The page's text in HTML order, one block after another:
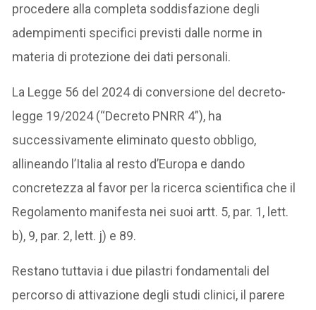
procedere alla completa soddisfazione degli
adempimenti specifici previsti dalle norme in
materia di protezione dei dati personali.
La Legge 56 del 2024 di conversione del decreto-
legge 19/2024 (“Decreto PNRR 4”), ha
successivamente eliminato questo obbligo,
allineando l’Italia al resto d’Europa e dando
concretezza al favor per la ricerca scientifica che il
Regolamento manifesta nei suoi artt. 5, par. 1, lett.
b), 9, par. 2, lett. j) e 89.
Restano tuttavia i due pilastri fondamentali del
percorso di attivazione degli studi clinici, il parere